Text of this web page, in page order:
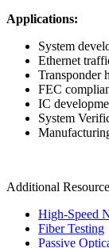
Applications:
System
Ethernet
Transponder
FEC
IC
System
Additional
High-Speed
Fiber Testing
Passive